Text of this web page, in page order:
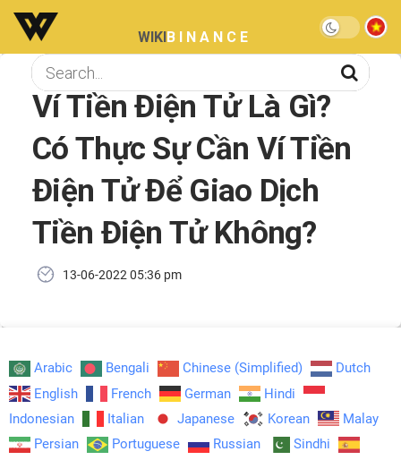
WIKIBINANCE
Ví Tiền Điện Tử Là Gì?
Có Thực Sự Cần Ví Tiền
Điện Tử Để Giao Dịch
Tiền Điện Tử Không?
13-06-2022 05:36 pm
Arabic Bengali Chinese (Simplified)
Dutch
English
French German
Hindi
Indonesian
Italian Japanese Korean
Malay
Persian
Portuguese Russian
Sindhi